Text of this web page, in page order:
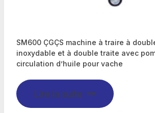
SM600 ÇGÇS machine à traire à
inoxydable et à double traite avec
circulation d’huile pour vache
Lire la suite